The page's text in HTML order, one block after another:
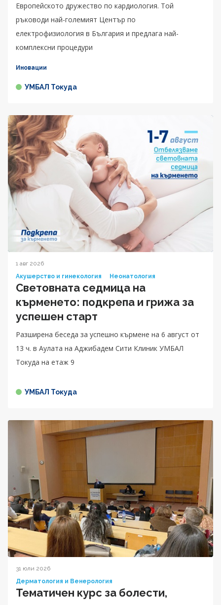
Европейското дружество по кардиология. Той
ръководи най-големият Център по
електрофизиология в България и предлага най-
комплексни процедури
Иновации
УМБАЛ Токуда
1 авг 2026
Акушерство и гинекология
Неонатология
Световната седмица на
кърменето: подкрепа и грижа за
успешен старт
Разширена беседа за успешно кърмене на 6 август от
13 ч. в Аулата на Аджибадем Сити Клиник УМБАЛ
Токуда на етаж 9
УМБАЛ Токуда
31 юли 2026
Дерматология и Венерология
Тематичен курс за болести,